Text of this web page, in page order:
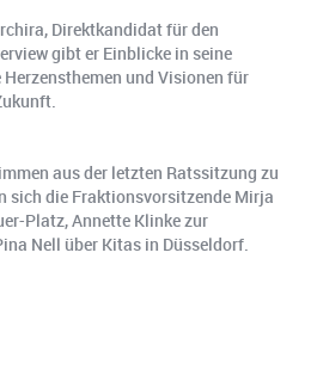
Direktkandidat für den
gibt er Einblicke in seine
und Visionen für
aus der letzten Ratssitzung zu
sich die Fraktionsvorsitzende Mirja
Platz, Annette Klinke zur
Nell über Kitas in Düsseldorf.